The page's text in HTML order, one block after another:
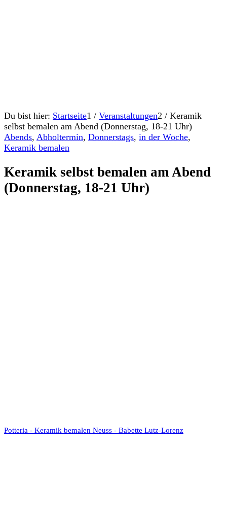
Du bist hier: Startseite1 / Veranstaltungen2 / Keramik
selbst bemalen am Abend (Donnerstag, 18-21 Uhr)
Abends, Abholtermin, Donnerstags, in der Woche,
Keramik bemalen
Keramik selbst bemalen am Abend
(Donnerstag, 18-21 Uhr)
Potteria - Keramik bemalen Neuss - Babette Lutz-Lorenz